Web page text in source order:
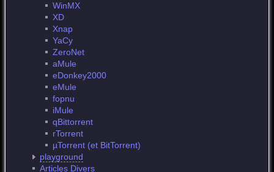
WinMX
XD
Xnap
YaCy
ZeroNet
aMule
eDonkey2000
eMule
fopnu
iMule
qBittorrent
rTorrent
µTorrent (et BitTorrent)
playground
Articles Divers